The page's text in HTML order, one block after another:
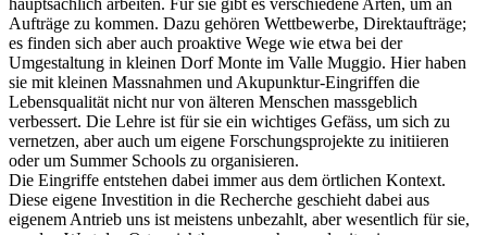
hauptsächlich arbeiten. Für sie gibt es verschiedene Arten, um an
Aufträge zu kommen. Dazu gehören Wettbewerbe, Direktaufträge;
es finden sich aber auch proaktive Wege wie etwa bei der
Umgestaltung in kleinen Dorf Monte im Valle Muggio. Hier haben
sie mit kleinen Massnahmen und Akupunktur-Eingriffen die
Lebensqualität nicht nur von älteren Menschen massgeblich
verbessert. Die Lehre ist für sie ein wichtiges Gefäss, um sich zu
vernetzen, aber auch um eigene Forschungsprojekte zu initiieren
oder um Summer Schools zu organisieren.
Die Eingriffe entstehen dabei immer aus dem örtlichen Kontext.
Diese eigene Investition in die Recherche geschieht dabei aus
eigenem Antrieb uns ist meistens unbezahlt, aber wesentlich für sie,